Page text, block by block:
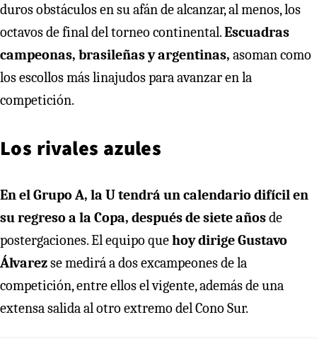
duros obstáculos en su afán de alcanzar, al menos, los
octavos de final del torneo continental.Escuadras
campeonas, brasileñas y argentinas, asoman como
los escollos más linajudos para avanzar en la
competición.
Los rivales azules
En el Grupo A, la U tendrá un calendario difícil en
su regreso a la Copa, después de siete añosde
postergaciones. El equipo quehoy dirige Gustavo
Álvarezse medirá a dos excampeones de la
competición, entre ellos el vigente, además de una
extensa salida al otro extremo del Cono Sur.